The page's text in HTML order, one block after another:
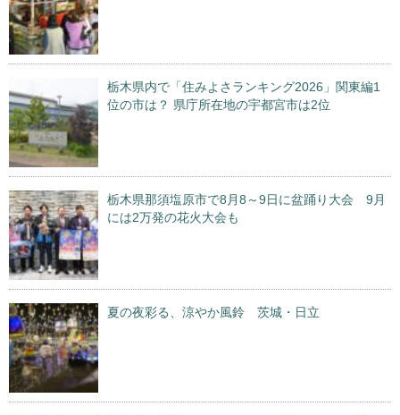
栃木県内で「住みよさランキング2026」関東編1
位の市は？ 県庁所在地の宇都宮市は2位
栃木県那須塩原市で8月8～9日に盆踊り大会 9月
には2万発の花火大会も
夏の夜彩る、涼やか風鈴 茨城・日立